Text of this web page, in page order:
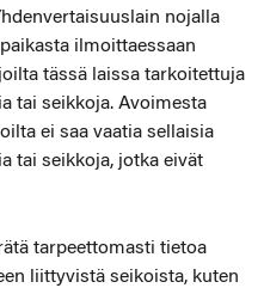
nojalla
ilmoittaessaan
tässä laissa tarkoitettuja
tai seikkoja. Avoimesta
ei saa vaatia sellaisia
tai seikkoja, jotka eivät
tarpeettomasti tietoa
liittyvistä seikoista, kuten